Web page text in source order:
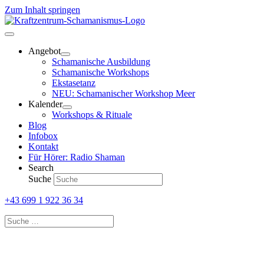
Zum Inhalt springen
Angebot
Schamanische Ausbildung
Schamanische Workshops
Ekstasetanz
NEU: Schamanischer Workshop Meer
Kalender
Workshops & Rituale
Blog
Infobox
Kontakt
Für Hörer: Radio Shaman
Search
Suche
+43 699 1 922 36 34